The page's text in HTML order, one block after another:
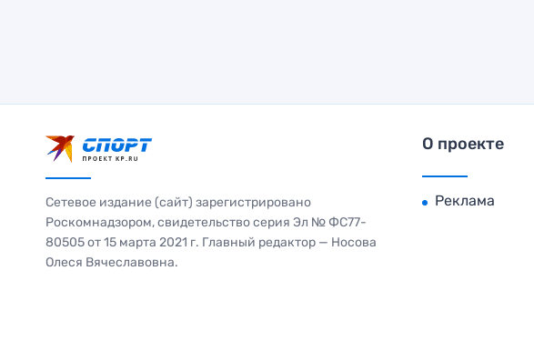
Сетевое издание (сайт) зарегистрировано
Роскомнадзором, свидетельство серия Эл № ФС77-
80505 от 15 марта 2021 г. Главный редактор — Носова
Олеся Вячеславовна.
О проекте
Реклама